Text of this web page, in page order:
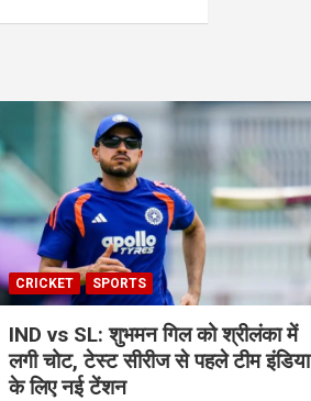
CRICKET SPORTS
IND vs SL: शुभमन गिल को श्रीलंका में
लगी चोट, टेस्ट सीरीज से पहले टीम इंडिया
के लिए नई टेंशन